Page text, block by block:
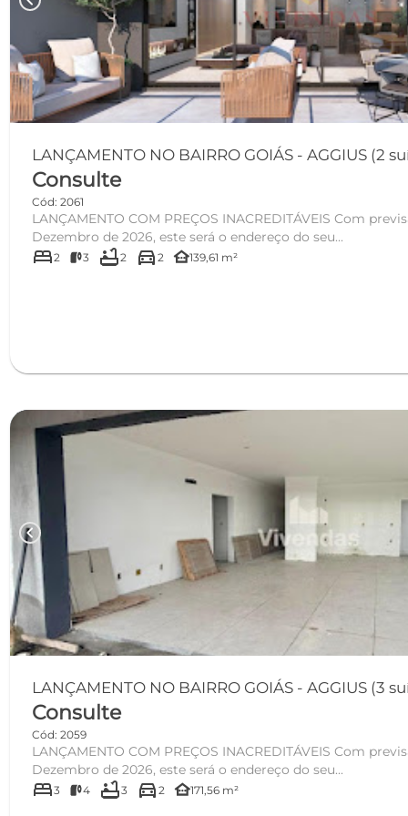
LANÇAMENTO NO BAIRRO GOIÁS - AGGIUS (2
Consulte
Cód: 2061
LANÇAMENTO COM PREÇOS INACREDITÁVEIS Com previsão de entrega para
Dezembro de 2026, este será o endereço do seu...
bed2 3 bathtub2 directions_car 2 other_houses139,61 m²
chevron_left
Consulte
Cód: 2059
LANÇAMENTO COM PREÇOS INACREDITÁVEIS Com previsão de entrega para
Dezembro de 2026, este será o endereço do seu...
bed3 4 bathtub3 directions_car 2 other_houses171,56 m²